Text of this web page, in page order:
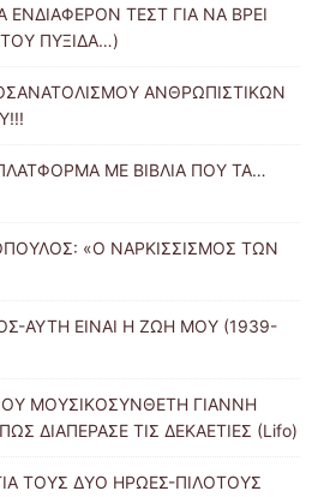
ΕΝΔΙΑΦΕΡΟΝ ΤΕΣΤ ΓΙΑ ΝΑ ΒΡΕΙ
ΠΥΞΙΔΑ…)
ΑΝΘΡΩΠΙΣΤΙΚΩΝ
ΜΕ ΒΙΒΛΙΑ ΠΟΥ ΤΑ…
«Ο ΝΑΡΚΙΣΣΙΣΜΟΣ ΤΩΝ
ΑΥΤΗ ΕΙΝΑΙ Η ΖΩΗ ΜΟΥ (1939-
ΜΟΥΣΙΚΟΣΥΝΘΕΤΗ ΓΙΑΝΝΗ
ΔΙΑΠΕΡΑΣΕ ΤΙΣ ΔΕΚΑΕΤΙΕΣ (Lifo)
ΤΟΥΣ ΔΥΟ ΗΡΩΕΣ-ΠΙΛΟΤΟΥΣ